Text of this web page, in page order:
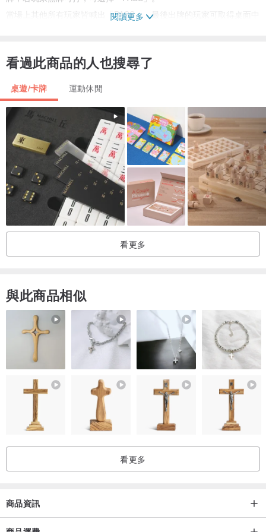
當場上其他所有玩家皆喊出「PASS」，最後出牌的玩家可取得桌面中
進行若干回合後，當其中一組陣營獲得1,000分以上遊戲結束，該陣營
這個遊戲簡單又耐玩，深受玩家的喜愛與推薦，兩副牌一起使用，可
增加遊戲人數到10人。
【遊戲配件】
56張牌
4張玩家幫助牌
內含規則說明書（中文）
閱讀更多
看過此商品的人也搜尋了
桌遊/卡牌 運動休閒
看更多
與此商品相似
看更多
商品資訊